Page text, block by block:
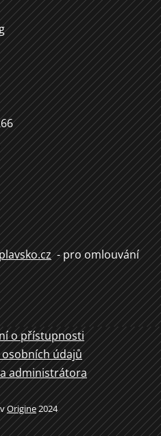
- pro omlouvání
o přístupnosti
údajů
administrátora
Origine2024